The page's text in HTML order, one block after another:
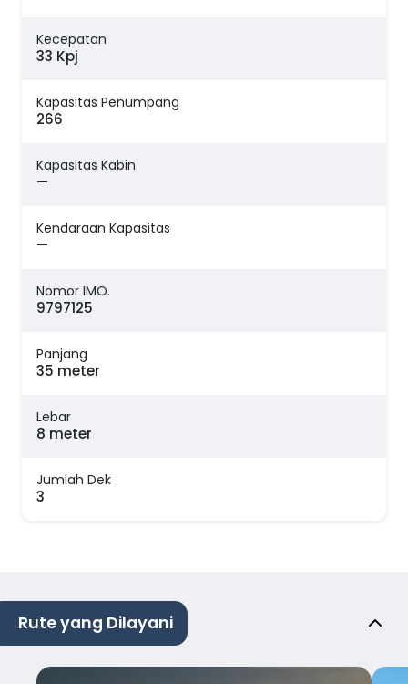
Kecepatan
33 Kpj
Kapasitas Penumpang
266
Kapasitas Kabin
—
Kendaraan Kapasitas
—
Nomor IMO.
9797125
Panjang
35 meter
Lebar
8 meter
Jumlah Dek
3
Rute yang Dilayani